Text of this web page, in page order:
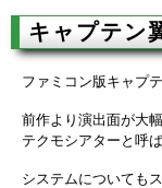
キャプテン
ファミコン版キャプ
前作より演出面が大幅
テクモシアターと呼
システムについても